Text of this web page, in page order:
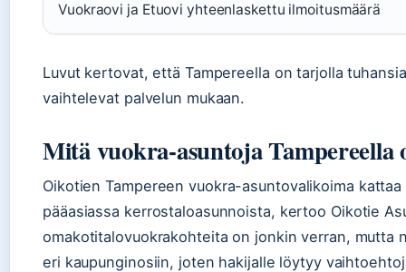
Vuokraovi ja Etuovi yhteenlaskettu ilmoitusmäärä
Luvut kertovat, että Tampereella on tarjolla
vaihtelevat palvelun mukaan.
Mitä vuokra-asuntoja
Oikotien Tampereen vuokra-asuntovalikoima
pääasiassa kerrostaloasunnoista, kertoo Oikotie
omakotitalovuokrakohteita on jonkin verran, mutta
eri kaupunginosiin, joten hakijalle löytyy